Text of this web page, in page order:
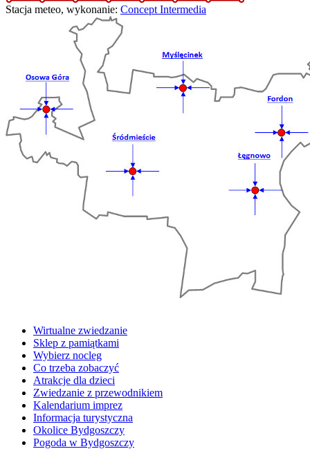
Stacja meteo, wykonanie: Concept Intermedia
Wirtualne zwiedzanie
Sklep z pamiątkami
Wybierz nocleg
Co trzeba zobaczyć
Atrakcje dla dzieci
Zwiedzanie z przewodnikiem
Kalendarium imprez
Informacja turystyczna
Okolice Bydgoszczy
Pogoda w Bydgoszczy